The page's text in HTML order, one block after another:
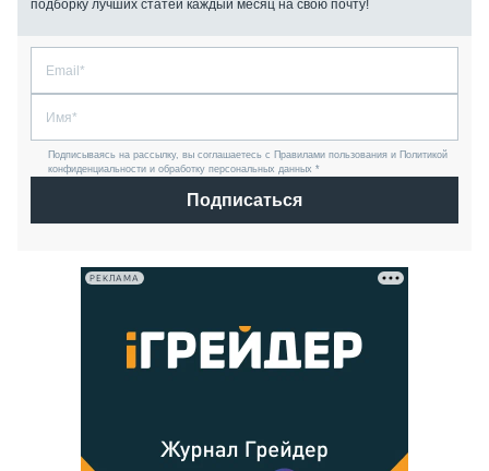
подборку лучших статей каждый месяц на свою почту!
Подписываясь на рассылку, вы соглашаетесь с Правилами пользования и Политикой
конфиденциальности и обработку персональных данных *
Подписаться
РЕКЛАМА